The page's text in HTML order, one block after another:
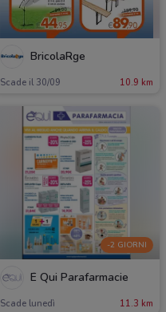
BricolaRge
Scade il 30/09 10.9 km
-2 GIORNI
É Qui Parafarmacie
Scade lunedì 11.3 km